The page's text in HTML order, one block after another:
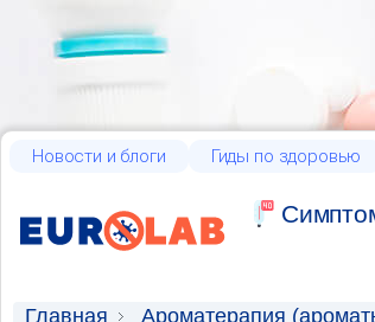
Новости и блоги Гиды по здоровью
Главная Ароматерапия